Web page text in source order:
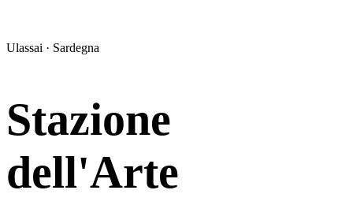
Ulassai · Sardegna
Stazione
dell'Arte